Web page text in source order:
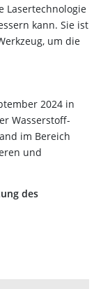
Lasertechnologie
kann. Sie ist
um die
2024 in
Wasserstoff-
im Bereich
und
des